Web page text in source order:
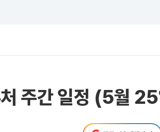
처 주간 일정 (5월